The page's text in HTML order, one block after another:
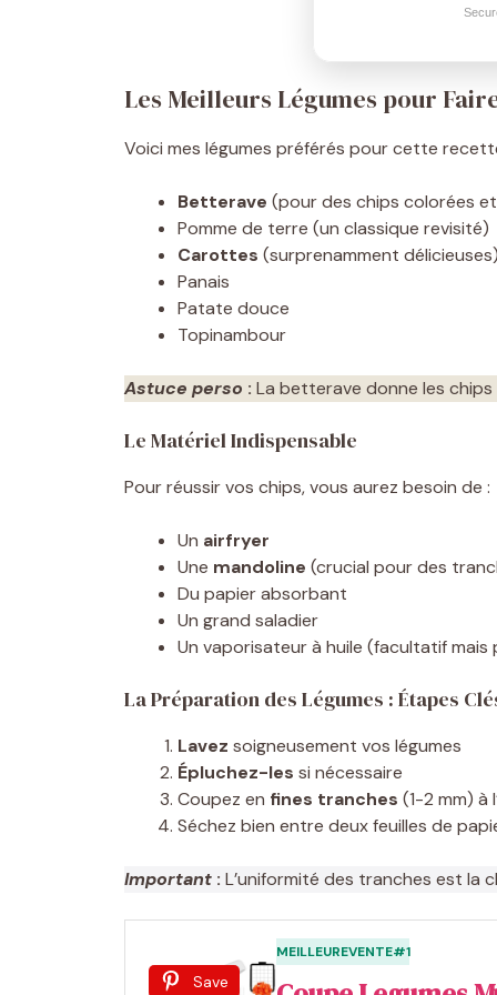
Les Meilleurs Légumes pour
Voici mes légumes préférés pour cette
Betterave (pour des chips colorées
Pomme de terre (un classique revisité)
Carottes (surprenamment
Panais
Patate douce
Topinambour
Astuce perso : La betterave donne les
Le Matériel Indispensable
Pour réussir vos chips, vous aurez besoin de :
Un airfryer
Une mandoline (crucial pour des
Du papier absorbant
Un grand saladier
Un vaporisateur à huile (facultatif mais
La Préparation des Légumes : Étapes
Lavez soigneusement vos légumes
Épluchez-les si nécessaire
Coupez en fines tranches (1-2 mm) à
Séchez bien entre deux feuilles de
Important : L’uniformité des tranches est la
Save
MEILLEUREVENTE#1